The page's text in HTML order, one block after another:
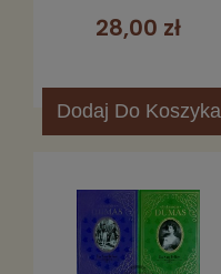
28,00 zł
Dodaj Do Koszyka